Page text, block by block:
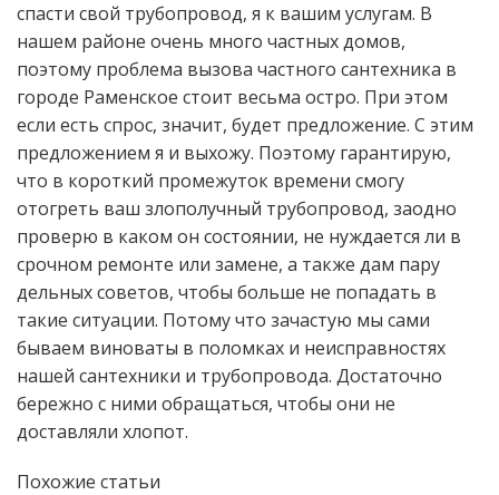
спасти свой трубопровод, я к вашим услугам. В
нашем районе очень много частных домов,
поэтому проблема вызова частного сантехника в
городе Раменское стоит весьма остро. При этом
если есть спрос, значит, будет предложение. С этим
предложением я и выхожу. Поэтому гарантирую,
что в короткий промежуток времени смогу
отогреть ваш злополучный трубопровод, заодно
проверю в каком он состоянии, не нуждается ли в
срочном ремонте или замене, а также дам пару
дельных советов, чтобы больше не попадать в
такие ситуации. Потому что зачастую мы сами
бываем виноваты в поломках и неисправностях
нашей сантехники и трубопровода. Достаточно
бережно с ними обращаться, чтобы они не
доставляли хлопот.
Похожие статьи